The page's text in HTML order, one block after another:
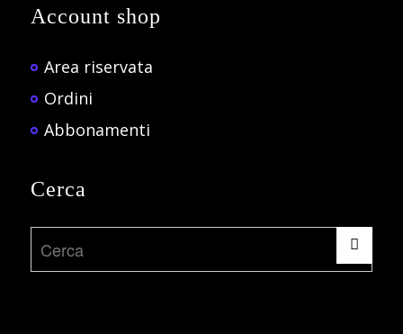
Account shop
Area riservata
Ordini
Abbonamenti
Cerca